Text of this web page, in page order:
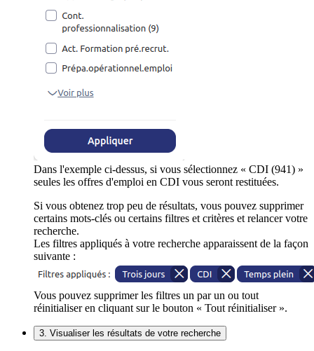
Dans l'exemple ci-dessus, si vous sélectionnez « CDI (941) »
seules les offres d'emploi en CDI vous seront restituées.
Si vous obtenez trop peu de résultats, vous pouvez supprimer
certains mots-clés ou certains filtres et critères et relancer votre
recherche.
Les filtres appliqués à votre recherche apparaissent de la façon
suivante :
Vous pouvez supprimer les filtres un par un ou tout
réinitialiser en cliquant sur le bouton « Tout réinitialiser ».
3. Visualiser les résultats de votre recherche